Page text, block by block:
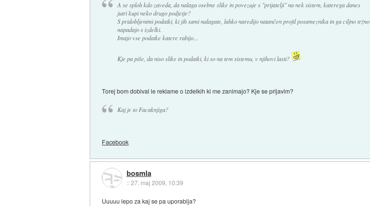
A se sploh kdo zaveda, da nalaga osebne slike in povezuje s "prijatelji" na nek sistem, katerega danes
jutri kupi neko drugo podjetje?
S pridobljenimi podatki, ki jih sami nalagate, lahko naredijo natančen profil posameznika in ga ciljno tržno
napadajo s izdelki.
Imajo vse podatke katere rabijo...
Kje pa piše, da niso slike in podatki, ki so na tem sistemu, v njihovi lasti?
Torej bom dobival le reklame o izdelkih ki me zanimajo? Kje se prijavim?
Kaj je to Facaknjiga?
Facebook
bosmla
::27. maj 2009, 10:39
Uuuuu lepo za kaj se pa uporablja?